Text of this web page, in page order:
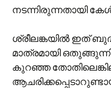
നടന്നിരുന്നതായി
ശ്രീലങ്കയിൽ ഇത്
മാത്രമായി
കുറഞ്ഞ